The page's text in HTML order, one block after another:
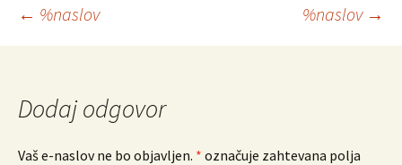
Krmarjenje
po
prispevkih
← %naslov %naslov →
Dodaj odgovor
Vaš e-naslov ne bo objavljen. * označuje zahtevana polja